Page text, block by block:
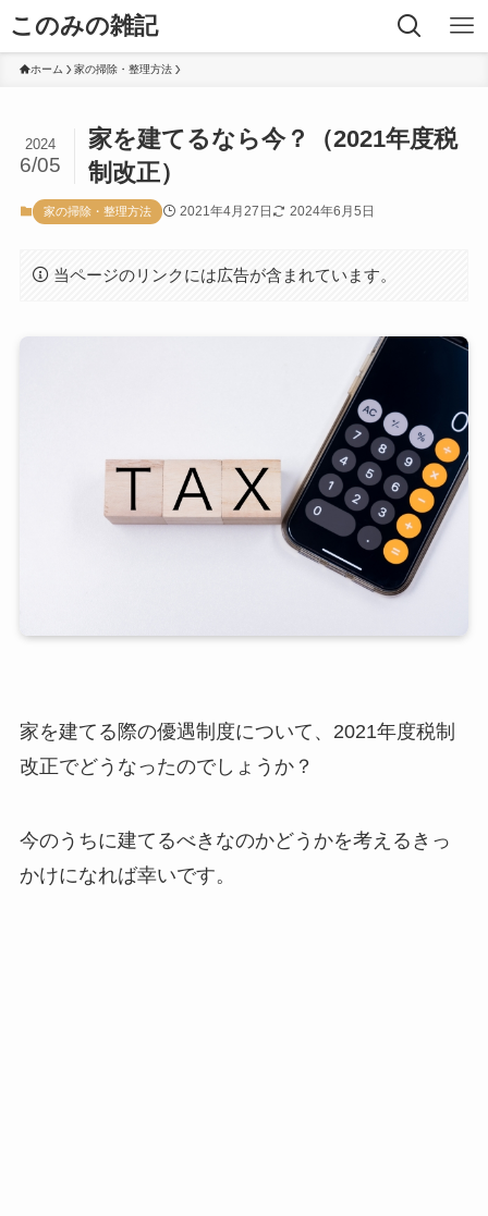
このみの雑記
ホーム 家の掃除・整理方法
家を建てるなら今？（2021年度税
制改正）
2024
6/05
家の掃除・整理方法 2021年4月27日 2024年6月5日
当ページのリンクには広告が含まれています。
家を建てる際の優遇制度について、2021年度税制
改正でどうなったのでしょうか？
今のうちに建てるべきなのかどうかを考えるきっ
かけになれば幸いです。